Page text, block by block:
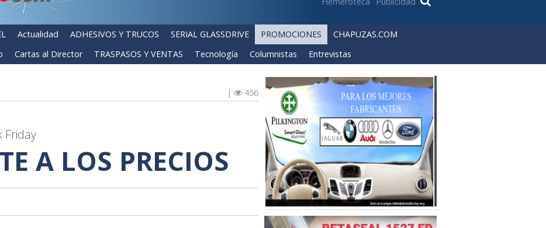
Actualidad ADHESIVOS Y TRUCOS SERIAL GLASSDRIVE PROMOCIONES
CHAPUZAS.COM
Cartas al Director TRASPASOS Y VENTAS Tecnología Columnistas Entrevistas
| 456
Friday
A LOS PRECIOS